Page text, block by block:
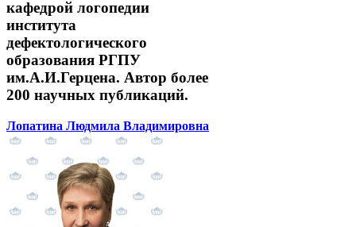
кафедрой логопедии
института
дефектологического
образования РГПУ
им.А.И.Герцена. Автор более
200 научных публикаций.
Лопатина Людмила Владимировна